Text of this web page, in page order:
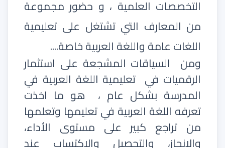
التخصصات العلمية ، و حضور مجموعة
من المعارف التي تشتغل على تعليمية
اللغات عامة واللغة العربية خاصة....
ومن السياقات المشجعة على استثمار
الرقميات في تعليمية اللغة العربية في
المدرسة بشكل عام ،
هو ما اخذت
تعرفه اللغة العربية في تعليمها وتعلمها
من تراجع كبير على مستوى الأداء،
والانجاز، والتحصيل والاكتساب عند